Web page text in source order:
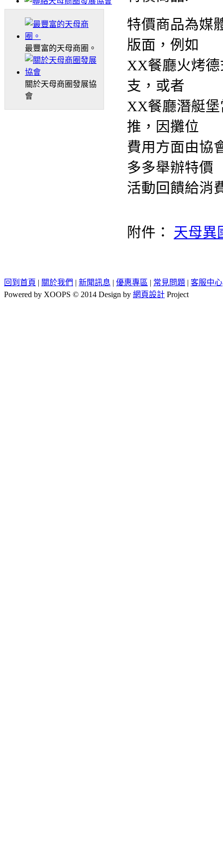
最豐富的天母商圈。
關於天母商圈發展協
會
特價商品為媒
版面，例如
XX餐廳火烤德
支，或者
XX餐廳潛艇
推，因攤位
費用方面由協
多多舉辦特價
活動回饋給消
附件： 天母異
回到首頁 | 關於我們 | 新聞訊息 | 優惠專區 | 常見問題 | 客服中心
Powered by XOOPS © 2014 Design by 網頁設計 Project